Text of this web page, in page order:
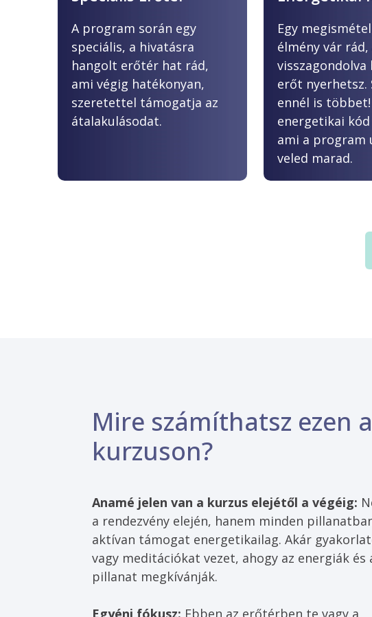
A program során egy
speciális, a hivatásra
hangolt erőtér hat rád,
ami végig hatékonyan,
szeretettel támogatja az
átalakulásodat.
Egy
élmény vár
erőt nyerhetsz.
ennél is többet!
energetikai
ami a program
veled marad.
Mire számíthatsz ezen a
kurzuson?
Anamé jelen van a kurzus elejétől a végéig:
a rendezvény elején, hanem minden
aktívan támogat energetikailag. Akár
vagy meditációkat vezet, ahogy az energiák és
pillanat megkívánják.
Egyéni fókusz: Ebben az erőtérben te vagy a